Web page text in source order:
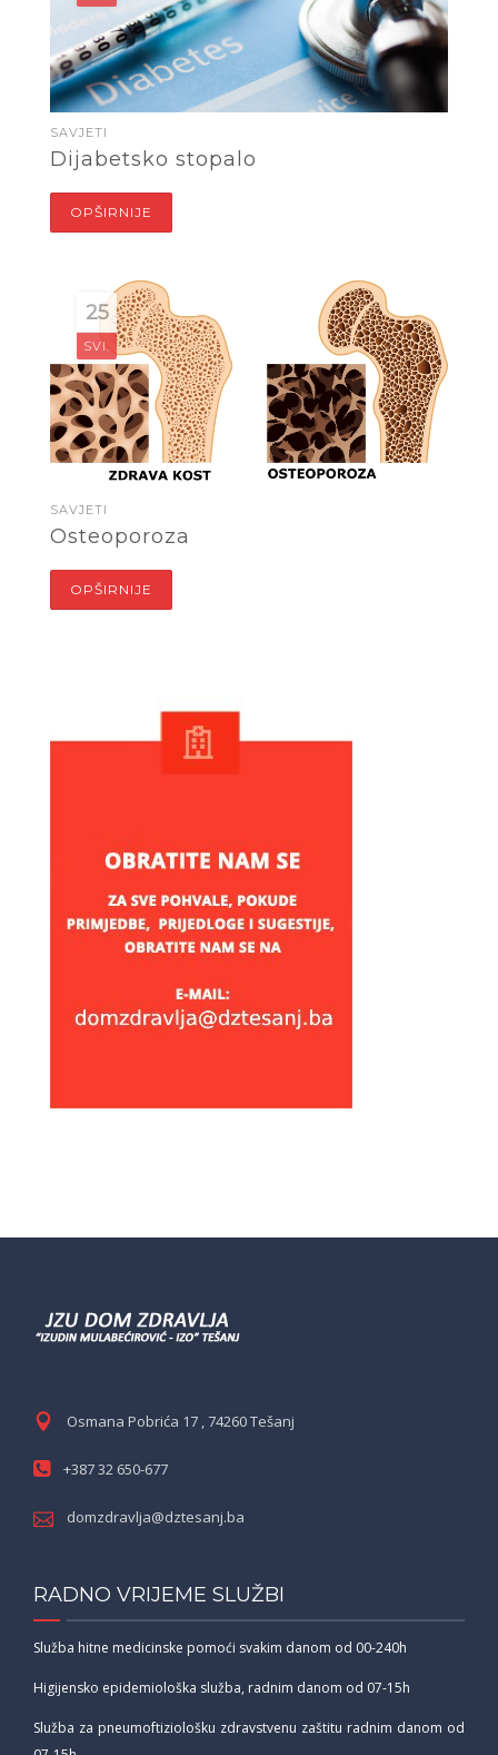
SAVJETI
Dijabetsko stopalo
OPŠIRNIJE
25
SVI.
SAVJETI
Osteoporoza
OPŠIRNIJE
Osmana Pobrića 17 , 74260 Tešanj
+387 32 650-677
domzdravlja@dztesanj.ba
RADNO VRIJEME SLUŽBI
Služba hitne medicinske pomoći svakim danom od 00-240h
Higijensko epidemiološka služba, radnim danom od 07-15h
Služba za pneumoftiziološku zdravstvenu zaštitu radnim danom od